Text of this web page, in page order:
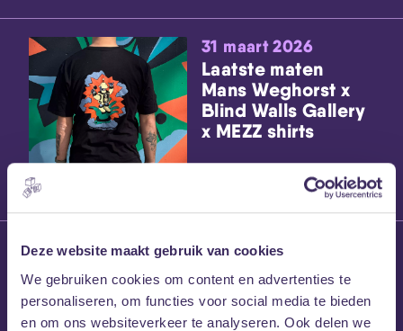
Deze website maakt gebruik van cookies
We gebruiken cookies om content en advertenties te
personaliseren, om functies voor social media te bieden
en om ons websiteverkeer te analyseren. Ook delen we
31 maart 2026
Laatste maten
Mans Weghorst x
Blind Walls Gallery
x MEZZ shirts
27 maart 2026
Willem’s Blog:
Frans Kalf